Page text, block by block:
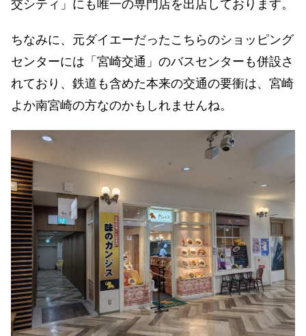
交シティ」にも唯一の専門店を出店しております。
ちなみに、元ダイエーだったこちらのショッピング
センターには「宮崎交通」のバスセンターも併設さ
れており、鉄道も含めた本来の交通の要衝は、宮崎
よか南宮崎の方なのかもしれませんね。